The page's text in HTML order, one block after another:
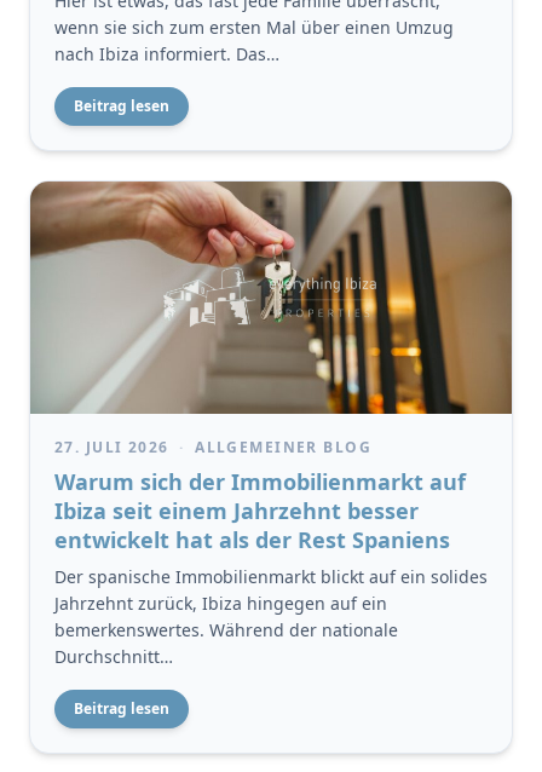
wenn sie sich zum ersten Mal über einen Umzug
nach Ibiza informiert. Das…
Beitrag lesen
27. JULI 2026 · ALLGEMEINER BLOG
Warum sich der Immobilienmarkt auf
Ibiza seit einem Jahrzehnt besser
entwickelt hat als der Rest Spaniens
Der spanische Immobilienmarkt blickt auf ein solides
Jahrzehnt zurück, Ibiza hingegen auf ein
bemerkenswertes. Während der nationale
Durchschnitt…
Beitrag lesen